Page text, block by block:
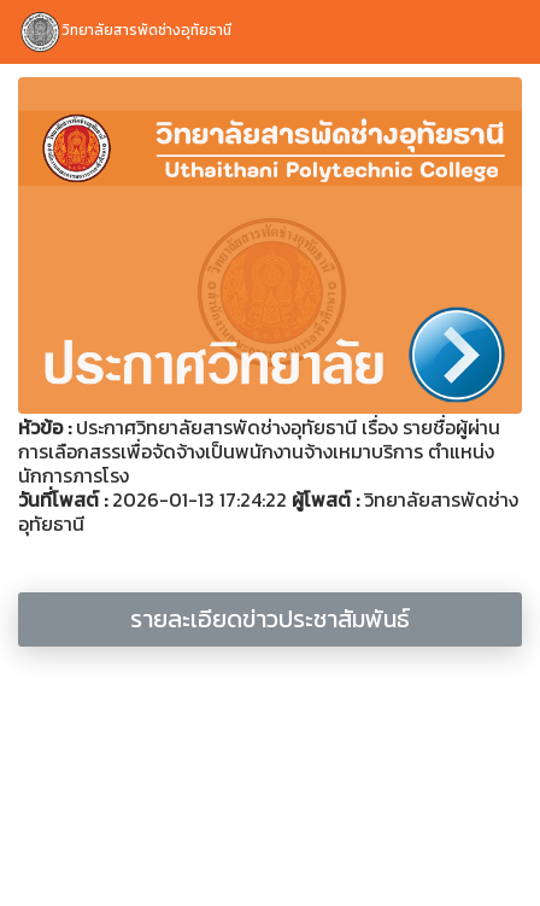
วิทยาลัยสารพัดช่างอุทัยธานี
หัวข้อ :ประกาศวิทยาลัยสารพัดช่างอุทัยธานี เรื่อง รายชื่อผู้ผ่าน
การเลือกสรรเพื่อจัดจ้างเป็นพนักงานจ้างเหมาบริการ ตำแหน่ง
นักการภารโรง
วันที่โพสต์ :2026-01-13 17:24:22 ผู้โพสต์ :วิทยาลัยสารพัดช่าง
อุทัยธานี
รายละเอียดข่าวประชาสัมพันธ์